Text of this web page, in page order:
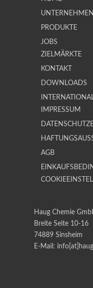
UNTERNEHMEN
PRODUKTE
JOBS
ZIELMÄRKTE
KONTAKT
DOWNLOADS
IMPRESSUM
AGB
Haug Chemie
Breite Seite 10-16
74889 Sinsheim
E-Mail: